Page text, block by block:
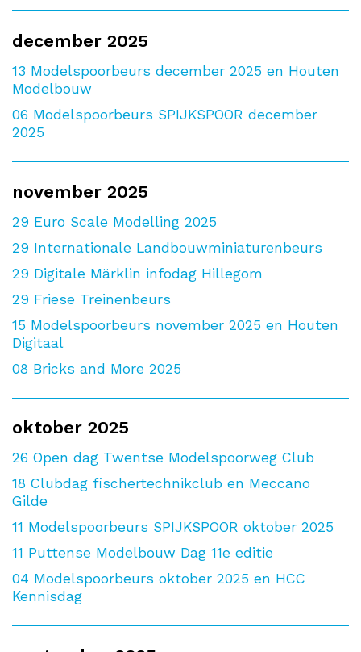
december 2025
13 Modelspoorbeurs december 2025 en Houten
Modelbouw
06 Modelspoorbeurs SPIJKSPOOR december
2025
november 2025
29 Euro Scale Modelling 2025
29 Internationale Landbouwminiaturenbeurs
29 Digitale Märklin infodag Hillegom
29 Friese Treinenbeurs
15 Modelspoorbeurs november 2025 en Houten
Digitaal
08 Bricks and More 2025
oktober 2025
26 Open dag Twentse Modelspoorweg Club
18 Clubdag fischertechnikclub en Meccano
Gilde
11 Modelspoorbeurs SPIJKSPOOR oktober 2025
11 Puttense Modelbouw Dag 11e editie
04 Modelspoorbeurs oktober 2025 en HCC
Kennisdag